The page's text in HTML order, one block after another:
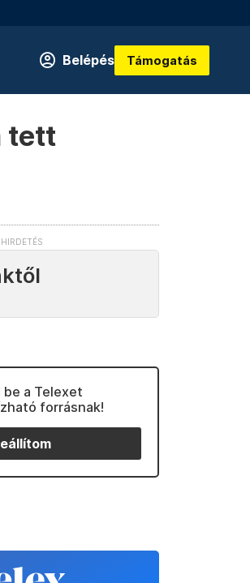
Belépés Támogatás
tett
a Telexet
forrásnak!